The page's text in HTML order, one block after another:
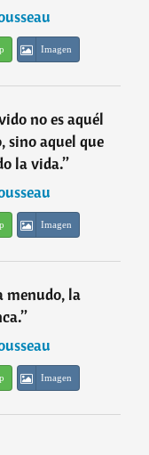
Imagen
no es aquél
sino aquel que
la vida.”
Imagen
menudo, la
”
Imagen